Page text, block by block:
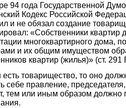
94 года Государственной
Кодекс Российской
и не обязал создание
«Собственники квартир
многоквартирного дома,
и их общим имуществом
квартир (жилья)» (ст.
есть товарищество, то оно
себе правление,
тем или иным образом должно